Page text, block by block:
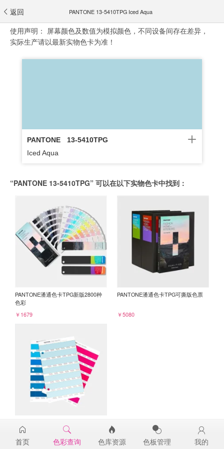
返回 PANTONE 13-5410TPG Iced Aqua
使用声明： 屏幕颜色及数值为模拟颜色，不同设备间存在差异，
实际生产请以最新实物色卡为准！
PANTONE
13-5410TPG
Iced Aqua
“PANTONE 13-5410TPG” 可以在以下实物色卡中找到：
PANTONE潘通色卡TPG新版2800种
色彩
￥1679
PANTONE潘通色卡TPG可撕版色票
￥5080
13-5410TPG
￥98
首页 色彩查询 色库资源 色板管理 我的